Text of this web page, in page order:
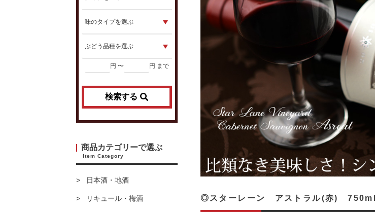
円 〜 円 まで
検索する
商品カテゴリーで選ぶ
Item Category
日本酒・地酒
リキュール・梅酒 ◎スターレーン アストラル(赤) 750ml